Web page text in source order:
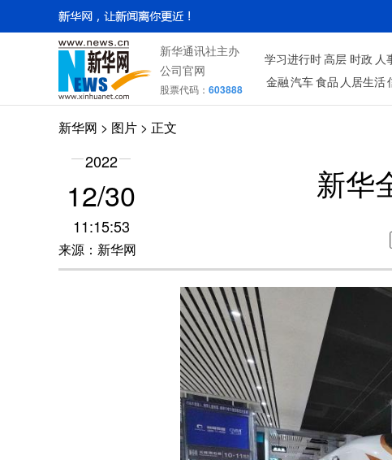
新华通讯社主办
公司官网
股票代码： 603888
学习进行时高层 时政 人
金融汽车食品 人居生活
新华网 > 图片 > 正文
2022
12/30
11:15:53
来源：新华网
新华